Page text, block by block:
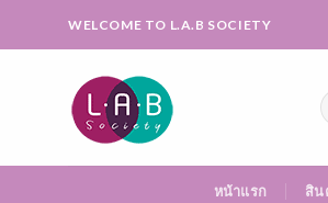
WELCOME TO L.A.B SOCIETY
หน้าแรก สิน